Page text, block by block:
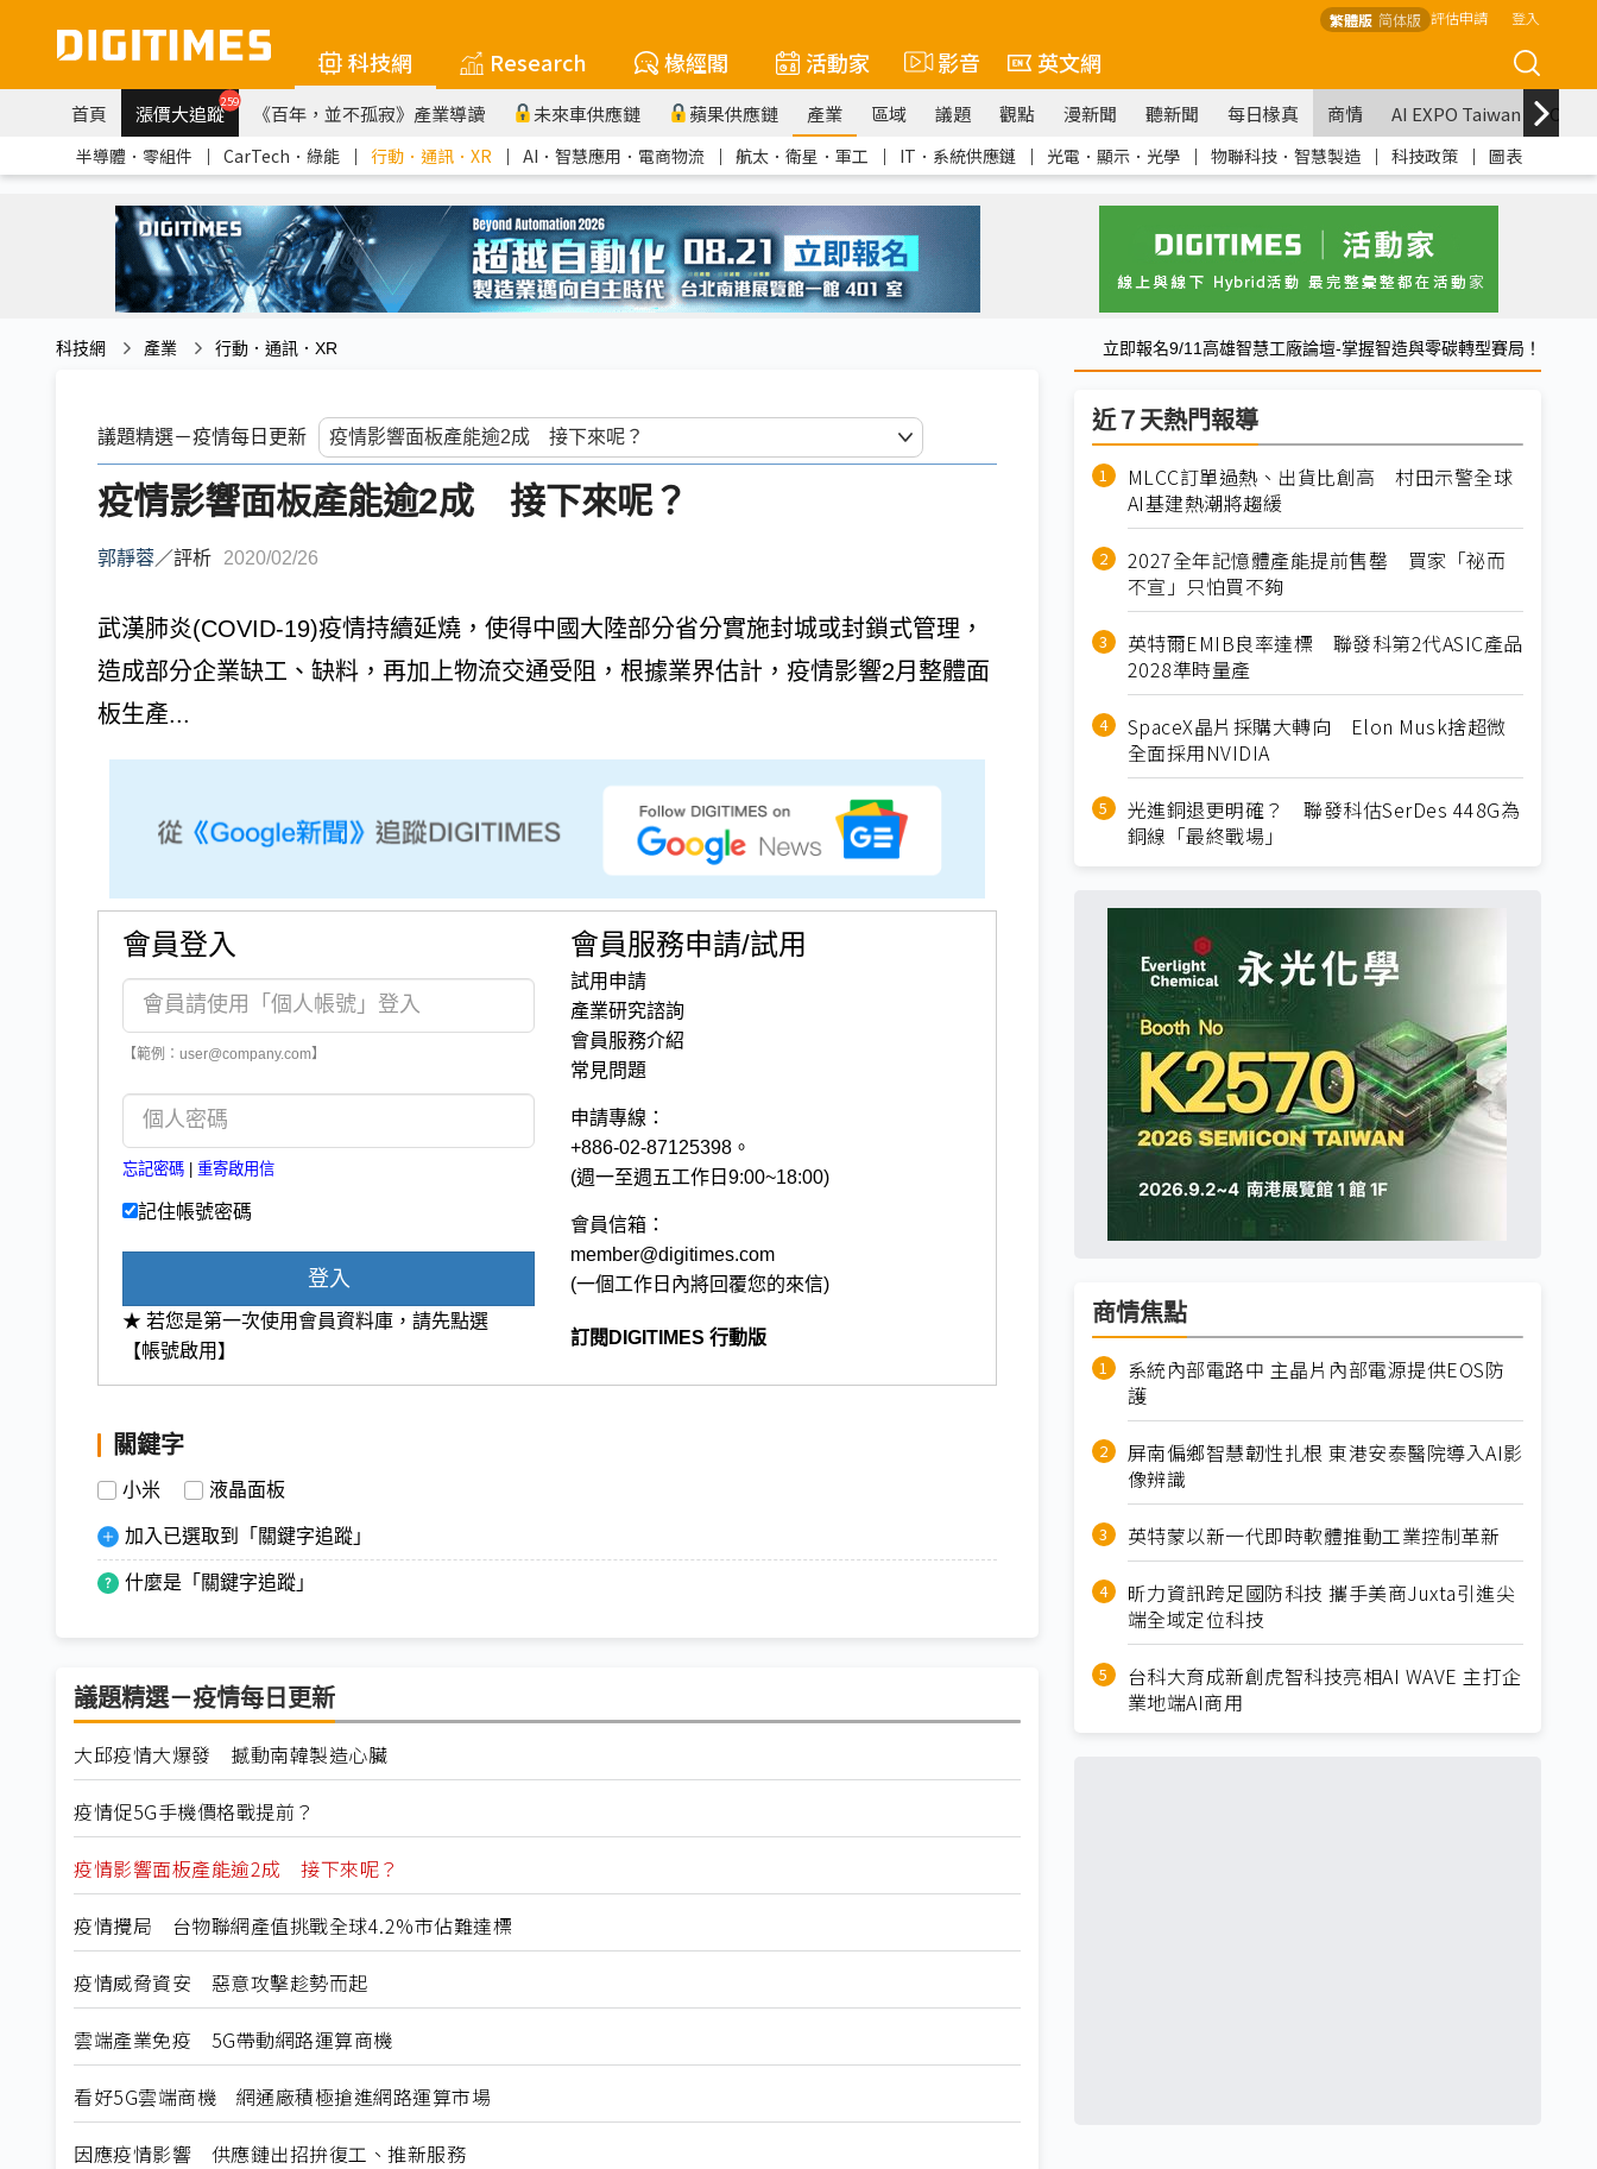
繁體版 简体版 評估申請 登入
科技網 Research 椽經閣 活動家 影音 英文網
首頁 漲價大追蹤259 《百年，並不孤寂》產業導讀 未來車供應鏈 蘋果供應鏈 產業 區域 議題 觀點 漫新聞 聽新聞 每日椽真 商情 AI EXPO Taiwan
半導體．零組件 ｜ CarTech．綠能 ｜ 行動．通訊．XR ｜ AI．智慧應用．電商物流 ｜ 航太．衛星．軍工 ｜ IT．系統供應鏈 ｜ 光電．顯示．光學 ｜ 物聯科技．智慧製造 ｜ 科技政策 ｜ 圖表
科技網 產業 行動．通訊．XR 立即報名9/11高雄智慧工廠論壇-掌握智造與零碳轉型賽局！
議題精選－疫情每日更新
疫情影響面板產能逾2成 接下來呢？
郭靜蓉／評析 2020/02/26
武漢肺炎(COVID-19)疫情持續延燒，使得中國大陸部分省分實施封城或封鎖式管理，
造成部分企業缺工、缺料，再加上物流交通受阻，根據業界估計，疫情影響2月整體面
板生產...
會員登入
【範例：user@company.com】
忘記密碼 重寄啟用信
記住帳號密碼
登入
★ 若您是第一次使用會員資料庫，請先點選
【帳號啟用】
會員服務申請/試用
試用申請
產業研究諮詢
會員服務介紹
常見問題
申請專線：
+886-02-87125398。
(週一至週五工作日9:00~18:00)
會員信箱：
member@digitimes.com
(一個工作日內將回覆您的來信)
訂閱DIGITIMES 行動版
關鍵字
小米 液晶面板
加入已選取到「關鍵字追蹤」
什麼是「關鍵字追蹤」
議題精選－疫情每日更新
大邱疫情大爆發 撼動南韓製造心臟
疫情促5G手機價格戰提前？
疫情影響面板產能逾2成 接下來呢？
疫情攪局 台物聯網產值挑戰全球4.2%市佔難達標
疫情威脅資安 惡意攻擊趁勢而起
雲端產業免疫 5G帶動網路運算商機
看好5G雲端商機 網通廠積極搶進網路運算市場
因應疫情影響 供應鏈出招拚復工、推新服務
近７天熱門報導
MLCC訂單過熱、出貨比創高 村田示警全球
AI基建熱潮將趨緩
2027全年記憶體產能提前售罄 買家「祕而
不宣」只怕買不夠
英特爾EMIB良率達標 聯發科第2代ASIC產品
2028準時量產
SpaceX晶片採購大轉向 Elon Musk捨超微
全面採用NVIDIA
光進銅退更明確？ 聯發科估SerDes 448G為
銅線「最終戰場」
商情焦點
系統內部電路中 主晶片內部電源提供EOS防
護
屏南偏鄉智慧韌性扎根 東港安泰醫院導入AI影
像辨識
英特蒙以新一代即時軟體推動工業控制革新
昕力資訊跨足國防科技 攜手美商Juxta引進尖
端全域定位科技
台科大育成新創虎智科技亮相AI WAVE 主打企
業地端AI商用